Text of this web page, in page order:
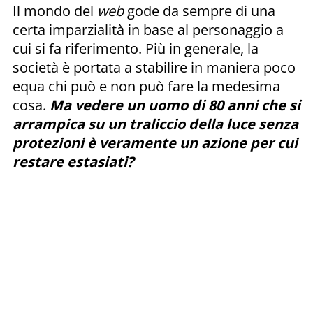
Il mondo del webgode da sempre di una
certa imparzialità in base al personaggio a
cui si fa riferimento. Più in generale, la
società è portata a stabilire in maniera poco
equa chi può e non può fare la medesima
cosa. Ma vedere un uomo di 80 anni che si
arrampica su un traliccio della luce senza
protezioni è veramente un azione per cui
restare estasiati?